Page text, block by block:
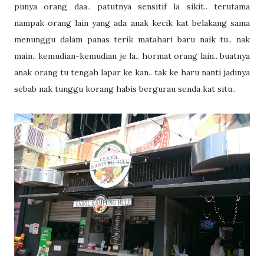
punya orang daa.. patutnya sensitif la sikit.. terutama
nampak orang lain yang ada anak kecik kat belakang sama
menunggu dalam panas terik matahari baru naik tu.. nak
main.. kemudian-kemudian je la.. hormat orang lain.. buatnya
anak orang tu tengah lapar ke kan.. tak ke haru nanti jadinya
sebab nak tunggu korang habis bergurau senda kat situ..